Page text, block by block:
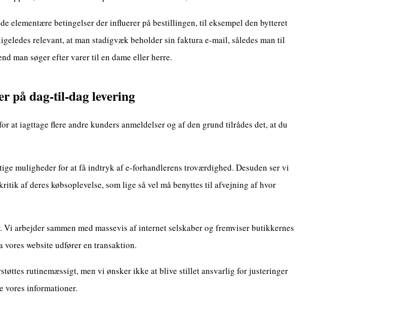
elementære betingelser der influerer på bestillingen, til eksempel den bytteret
relevant, at man stadigvæk beholder sin faktura e-mail, således man til
man søger efter varer til en dame eller herre.
på dag-til-dag levering
at iagttage flere andre kunders anmeldelser og af den grund tilrådes det, at du
muligheder for at få indtryk af e-forhandlerens troværdighed. Desuden ser vi
af deres købsoplevelse, som lige så vel må benyttes til afvejning af hvor
arbejder sammen med massevis af internet selskaber og fremviser butikkernes
website udfører en transaktion.
rutinemæssigt, men vi ønsker ikke at blive stillet ansvarlig for justeringer
vores informationer.